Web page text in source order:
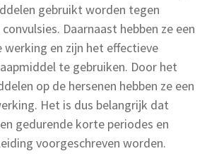
gebruikt worden tegen
Daarnaast hebben ze een
werking en zijn het effectieve
te gebruiken. Door het
op de hersenen hebben ze een
Het is dus belangrijk dat
gedurende korte periodes en
voorgeschreven worden.